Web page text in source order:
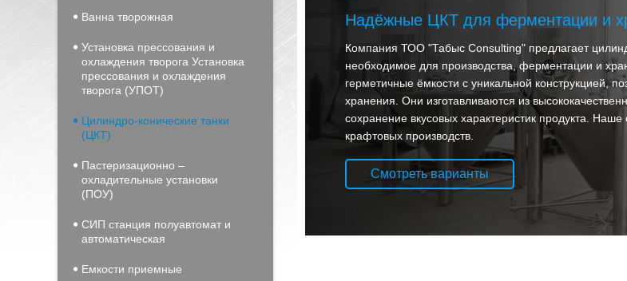
Надёжные ЦКТ для ферментации и
Компания ТОО "Табыс Consulting" предлагает
необходимое для производства, ферментации и
герметичные ёмкости с уникальной конструкцией,
хранения. Они изготавливаются из
сохранение вкусовых характеристик продукта.
крафтовых производств.
Смотреть варианты
Ванна творожная
Установка прессования и
охлаждения творога Установка
прессования и охлаждения
творога (УПОТ)
Цилиндро-конические танки
(ЦКТ)
Пастеризационно –
охладительные установки
(ПОУ)
СИП станция полуавтомат и
автоматическая
Емкости приемные